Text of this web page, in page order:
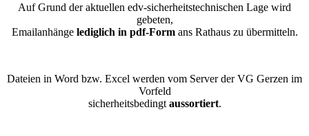
Auf Grund der aktuellen edv-sicherheitstechnischen Lage wird
gebeten,
Emailanhänge lediglich in pdf-Formans Rathaus zu übermitteln.
Dateien in Word bzw. Excel werden vom Server der VG Gerzen im
Vorfeld
sicherheitsbedingt aussortiert.